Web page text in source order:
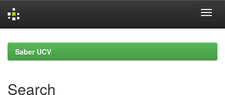
navigationSaber UCV
Search